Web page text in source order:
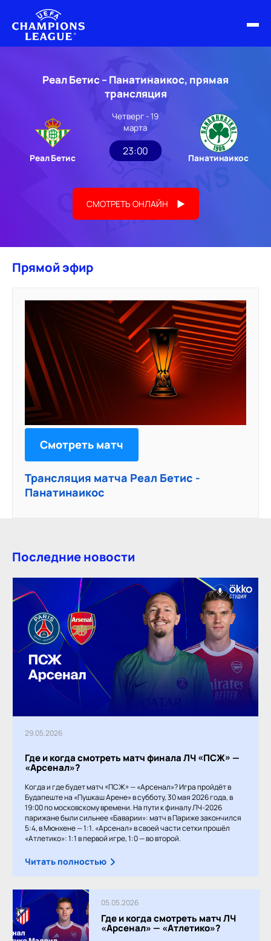
НОВОСТИ
РАСПИСАНИЕ
Реал Бетис – Панатинаикос, прямая
трансляция
Реал Бетис
Четверг - 19
марта
23:00
Панатинаикос
СМОТРЕТЬ ОНЛАЙН
Прямой эфир
Смотреть матч
Трансляция матча Реал Бетис -
Панатинаикос
Последние новости
29.05.2026
Где и когда смотреть матч финала ЛЧ «ПСЖ» —
«Арсенал»?
Когда и где будет матч «ПСЖ» — «Арсенал»? Игра пройдёт в
Будапеште на «Пушкаш Арене» в субботу, 30 мая 2026 года, в
19:00 по московскому времени. На пути к финалу ЛЧ-2026
парижане были сильнее «Баварии»: матч в Париже закончился
5:4, в Мюнхене — 1:1. «Арсенал» в своей части сетки прошёл
«Атлетико»: 1:1 в первой игре, 1:0 — во второй.
Читать полностью
05.05.2026
Где и когда смотреть матч ЛЧ
«Арсенал» — «Атлетико»?